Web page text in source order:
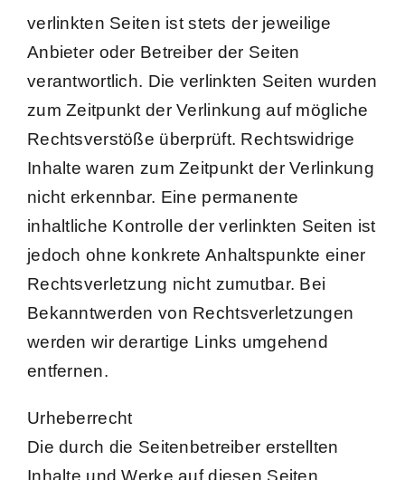
verlinkten Seiten ist stets der jeweilige
Anbieter oder Betreiber der Seiten
verantwortlich. Die verlinkten Seiten wurden
zum Zeitpunkt der Verlinkung auf mögliche
Rechtsverstöße überprüft. Rechtswidrige
Inhalte waren zum Zeitpunkt der Verlinkung
nicht erkennbar. Eine permanente
inhaltliche Kontrolle der verlinkten Seiten ist
jedoch ohne konkrete Anhaltspunkte einer
Rechtsverletzung nicht zumutbar. Bei
Bekanntwerden von Rechtsverletzungen
werden wir derartige Links umgehend
entfernen.
Urheberrecht
Die durch die Seitenbetreiber erstellten
Inhalte und Werke auf diesen Seiten